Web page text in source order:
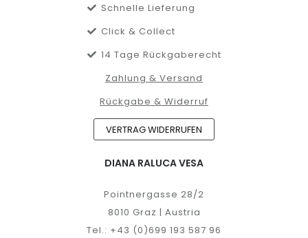
Schnelle Lieferung
Click & Collect
14 Tage Rückgaberecht
Zahlung & Versand
Rückgabe & Widerruf
VERTRAG WIDERRUFEN
DIANA RALUCA VESA
Pointnergasse 28/2
8010 Graz | Austria
Tel.: +43 (0)699 193 587 96